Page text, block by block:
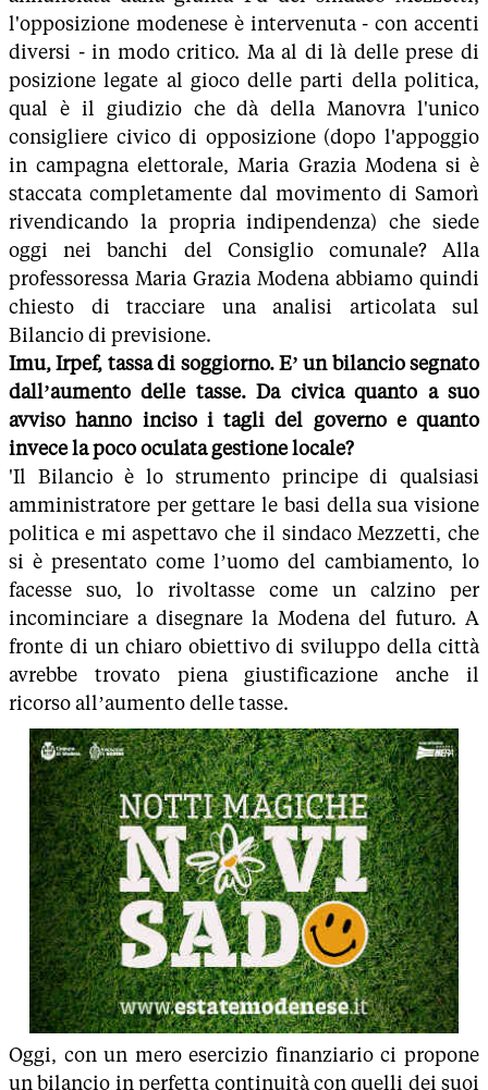
l'opposizione modenese è intervenuta - con accenti
diversi - in modo critico. Ma al di là delle prese di
posizione legate al gioco delle parti della politica,
qual è il giudizio che dà della Manovra l'unico
consigliere civico di opposizione (dopo l'appoggio
in campagna elettorale, Maria Grazia Modena si è
staccata completamente dal movimento di Samorì
rivendicando la propria indipendenza) che siede
oggi nei banchi del Consiglio comunale? Alla
professoressa Maria Grazia Modena abbiamo quindi
chiesto di tracciare una analisi articolata sul
Bilancio di previsione.
Imu, Irpef, tassa di soggiorno. E’ un bilancio segnato
dall’aumento delle tasse. Da civica quanto a suo
avviso hanno inciso i tagli del governo e quanto
invece la poco oculata gestione locale?
'Il Bilancio è lo strumento principe di qualsiasi
amministratore per gettare le basi della sua visione
politica e mi aspettavo che il sindaco Mezzetti, che
si è presentato come l’uomo del cambiamento, lo
facesse suo, lo rivoltasse come un calzino per
incominciare a disegnare la Modena del futuro. A
fronte di un chiaro obiettivo di sviluppo della città
avrebbe trovato piena giustificazione anche il
ricorso all’aumento delle tasse.
Oggi, con un mero esercizio finanziario ci propone
un bilancio in perfetta continuità con quelli dei suoi